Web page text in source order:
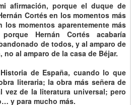
afirmación, porque el duque de
Cortés en los momentos más
momentos aparentemente más
Hernán Cortés acabaría
de todos, y al amparo de
no al amparo de la casa de Béjar.
de España, cuando lo que
literaria; la obra más señera de
vez de la literatura universal; pero
y para mucho más.